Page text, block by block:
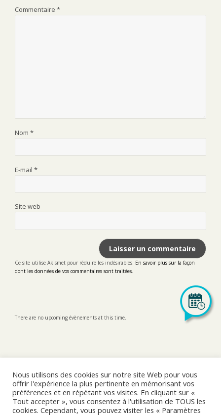
Commentaire *
Nom *
E-mail *
Site web
Ce site utilise Akismet pour réduire les indésirables. En savoir plus sur la façon
dont les données de vos commentaires sont traitées.
There are no upcoming évènements at this time.
LinkedIn
Nous utilisons des cookies sur notre site Web pour vous
offrir l'expérience la plus pertinente en mémorisant vos
préférences et en répétant vos visites. En cliquant sur «
Tout accepter », vous consentez à l'utilisation de TOUS les
cookies. Cependant, vous pouvez visiter les « Paramètres